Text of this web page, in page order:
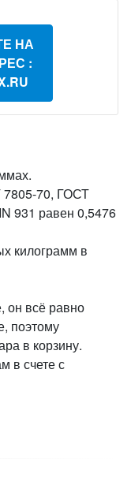
НА
:
7805-70, ГОСТ
931 равен 0,5476
килограмм в
он всё равно
поэтому
в корзину.
в счете с